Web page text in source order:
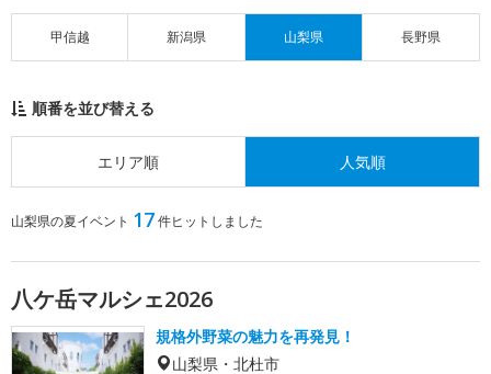
甲信越 新潟県 山梨県 長野県
順番を並び替える
エリア順 人気順
山梨県の夏イベント 17件ヒットしました
八ケ岳マルシェ2026
規格外野菜の魅力を再発見！
山梨県・北杜市